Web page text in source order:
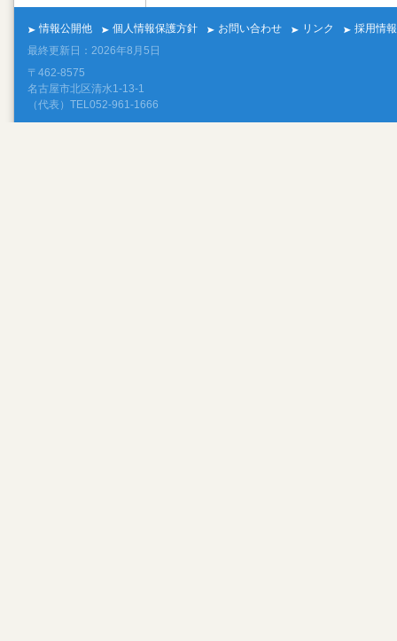
情報公開他 個人情報保護方針 お問い合わせ リンク
採用情報
最終更新日：2026年8月5日
〒462-8575
名古屋市北区清水1-13-1
（代表）TEL052-961-1666